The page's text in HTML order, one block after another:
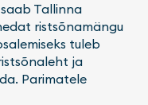
Tallinna
ristsõnamängu
tuleb
ja
Parimatele